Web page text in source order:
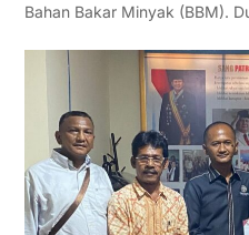
Bahan Bakar Minyak (BBM).